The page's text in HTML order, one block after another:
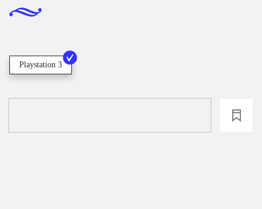
Playstation 3